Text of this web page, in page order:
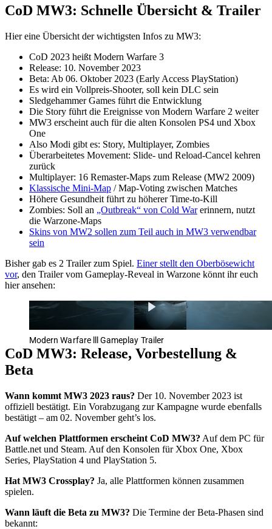
CoD MW3: Schnelle Übersicht & Trailer
Hier eine Übersicht der wichtigsten Infos zu MW3:
CoD 2023 heißt Modern Warfare 3
Release: 10. November 2023
Beta: Ab 06. Oktober 2023 (Early Access PlayStation)
Es wird ein Vollpreis-Shooter, soll kein DLC sein
Sledgehammer Games führt die Entwicklung
Die Story führt die Ereignisse von Modern Warfare 2 weiter
MW3 erscheint auch für die alten Konsolen PS4 und Xbox
One
Also Modi gibt es: Story, Multiplayer, Zombies
Überarbeitetes Movement: Slide- und Reload-Cancel kehren
zurück
Multiplayer: 16 Remaster-Maps zum Release (MW2 2009)
Klassische Mini-Map / Map-Voting zwischen Matches
Höhere Gesundheit führt zu höherer Time-to-Kill
Zombies: Soll an „Outbreak“ von Cold Warerinnern, nutzt
die Warzone-Maps
Skins von MW2 sollen zum Teil auch in MW3 verwendbar
sein
Bisher gab es 2 Trailer zum Spiel. Einer stellt den Oberbösewicht
vor, den Trailer vom Gameplay-Reveal in Warzone könnt ihr euch
hier ansehen:
Modern Warfare lll Gameplay Trailer
CoD MW3: Release, Vorbestellung &
Beta
Wann kommt MW3 2023 raus? Der 10. November 2023 ist
offiziell bestätigt. Ein Vorabzugang zur Kampagne wurde ebenfalls
bestätigt – am 02. November geht’s los.
Auf welchen Plattformen erscheint CoD MW3? Auf dem PC für
Battle.net und Steam. Auf den Konsolen für Xbox One, Xbox
Series, PlayStation 4 und PlayStation 5.
Hat MW3 Crossplay? Ja, alle Plattformen können zusammen
spielen.
Wann läuft die Beta zu MW3? Die Termine der Beta-Phasen sind
bekannt: